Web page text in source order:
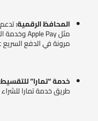
المحافظ الرقمية:
مرونة في الدفع السريع
خدمة “تمارا”
طريق خدمة تمارا